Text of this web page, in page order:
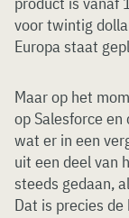
voor twintig
Europa staat
Maar op het
op Salesforce en
wat er in een
uit een deel van
steeds gedaan,
Dat is precies